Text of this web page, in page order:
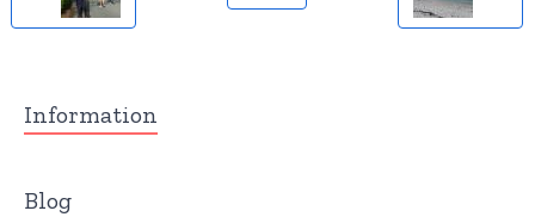
Information
Blog